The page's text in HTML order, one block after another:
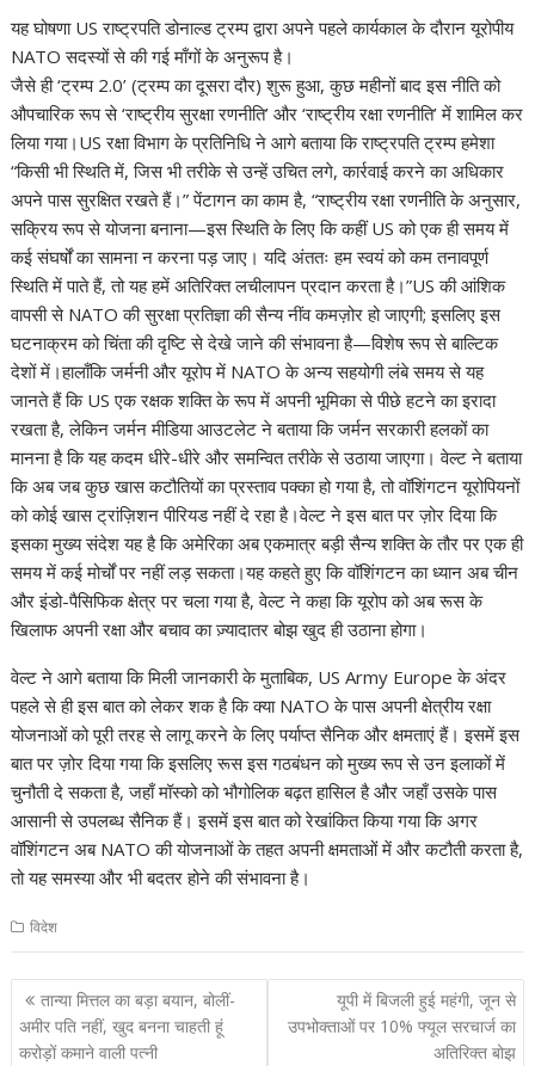
यह घोषणा US राष्ट्रपति डोनाल्ड ट्रम्प द्वारा अपने पहले कार्यकाल के दौरान यूरोपीय
NATO सदस्यों से की गई माँगों के अनुरूप है।
जैसे ही ‘ट्रम्प 2.0’ (ट्रम्प का दूसरा दौर) शुरू हुआ, कुछ महीनों बाद इस नीति को
औपचारिक रूप से ‘राष्ट्रीय सुरक्षा रणनीति’ और ‘राष्ट्रीय रक्षा रणनीति’ में शामिल कर
लिया गया।US रक्षा विभाग के प्रतिनिधि ने आगे बताया कि राष्ट्रपति ट्रम्प हमेशा
“किसी भी स्थिति में, जिस भी तरीके से उन्हें उचित लगे, कार्रवाई करने का अधिकार
अपने पास सुरक्षित रखते हैं।” पेंटागन का काम है, “राष्ट्रीय रक्षा रणनीति के अनुसार,
सक्रिय रूप से योजना बनाना—इस स्थिति के लिए कि कहीं US को एक ही समय में
कई संघर्षों का सामना न करना पड़ जाए। यदि अंततः हम स्वयं को कम तनावपूर्ण
स्थिति में पाते हैं, तो यह हमें अतिरिक्त लचीलापन प्रदान करता है।”US की आंशिक
वापसी से NATO की सुरक्षा प्रतिज्ञा की सैन्य नींव कमज़ोर हो जाएगी; इसलिए इस
घटनाक्रम को चिंता की दृष्टि से देखे जाने की संभावना है—विशेष रूप से बाल्टिक
देशों में।हालाँकि जर्मनी और यूरोप में NATO के अन्य सहयोगी लंबे समय से यह
जानते हैं कि US एक रक्षक शक्ति के रूप में अपनी भूमिका से पीछे हटने का इरादा
रखता है, लेकिन जर्मन मीडिया आउटलेट ने बताया कि जर्मन सरकारी हलकों का
मानना ​​है कि यह कदम धीरे-धीरे और समन्वित तरीके से उठाया जाएगा। वेल्ट ने बताया
कि अब जब कुछ खास कटौतियों का प्रस्ताव पक्का हो गया है, तो वॉशिंगटन यूरोपियनों
को कोई खास ट्रांज़िशन पीरियड नहीं दे रहा है।वेल्ट ने इस बात पर ज़ोर दिया कि
इसका मुख्य संदेश यह है कि अमेरिका अब एकमात्र बड़ी सैन्य शक्ति के तौर पर एक ही
समय में कई मोर्चों पर नहीं लड़ सकता।यह कहते हुए कि वॉशिंगटन का ध्यान अब चीन
और इंडो-पैसिफिक क्षेत्र पर चला गया है, वेल्ट ने कहा कि यूरोप को अब रूस के
खिलाफ अपनी रक्षा और बचाव का ज़्यादातर बोझ खुद ही उठाना होगा।
वेल्ट ने आगे बताया कि मिली जानकारी के मुताबिक, US Army Europe के अंदर
पहले से ही इस बात को लेकर शक है कि क्या NATO के पास अपनी क्षेत्रीय रक्षा
योजनाओं को पूरी तरह से लागू करने के लिए पर्याप्त सैनिक और क्षमताएं हैं। इसमें इस
बात पर ज़ोर दिया गया कि इसलिए रूस इस गठबंधन को मुख्य रूप से उन इलाकों में
चुनौती दे सकता है, जहाँ मॉस्को को भौगोलिक बढ़त हासिल है और जहाँ उसके पास
आसानी से उपलब्ध सैनिक हैं। इसमें इस बात को रेखांकित किया गया कि अगर
वॉशिंगटन अब NATO की योजनाओं के तहत अपनी क्षमताओं में और कटौती करता है,
तो यह समस्या और भी बदतर होने की संभावना है।
विदेश
Post
navigation
तान्या मित्तल का बड़ा बयान, बोलीं-
अमीर पति नहीं, खुद बनना चाहती हूं
करोड़ों कमाने वाली पत्नी
यूपी में बिजली हुई महंगी, जून से
उपभोक्ताओं पर 10% फ्यूल सरचार्ज का
अतिरिक्त बोझ